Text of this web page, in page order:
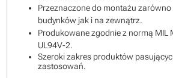
Przeznaczone do montażu
budynków jak i na zewnątrz.
Produkowane zgodnie z normą MIL
UL94V-2.
Szeroki zakres produktów
zastosowań.